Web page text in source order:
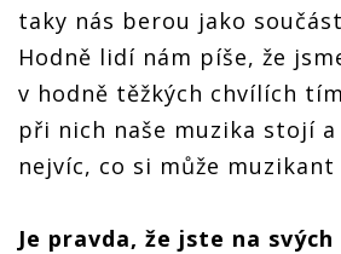
taky nás berou jako
Hodně lidí nám píše, že
v hodně těžkých chvílích
při nich naše muzika stojí
nejvíc, co si může
Je pravda, že jste na